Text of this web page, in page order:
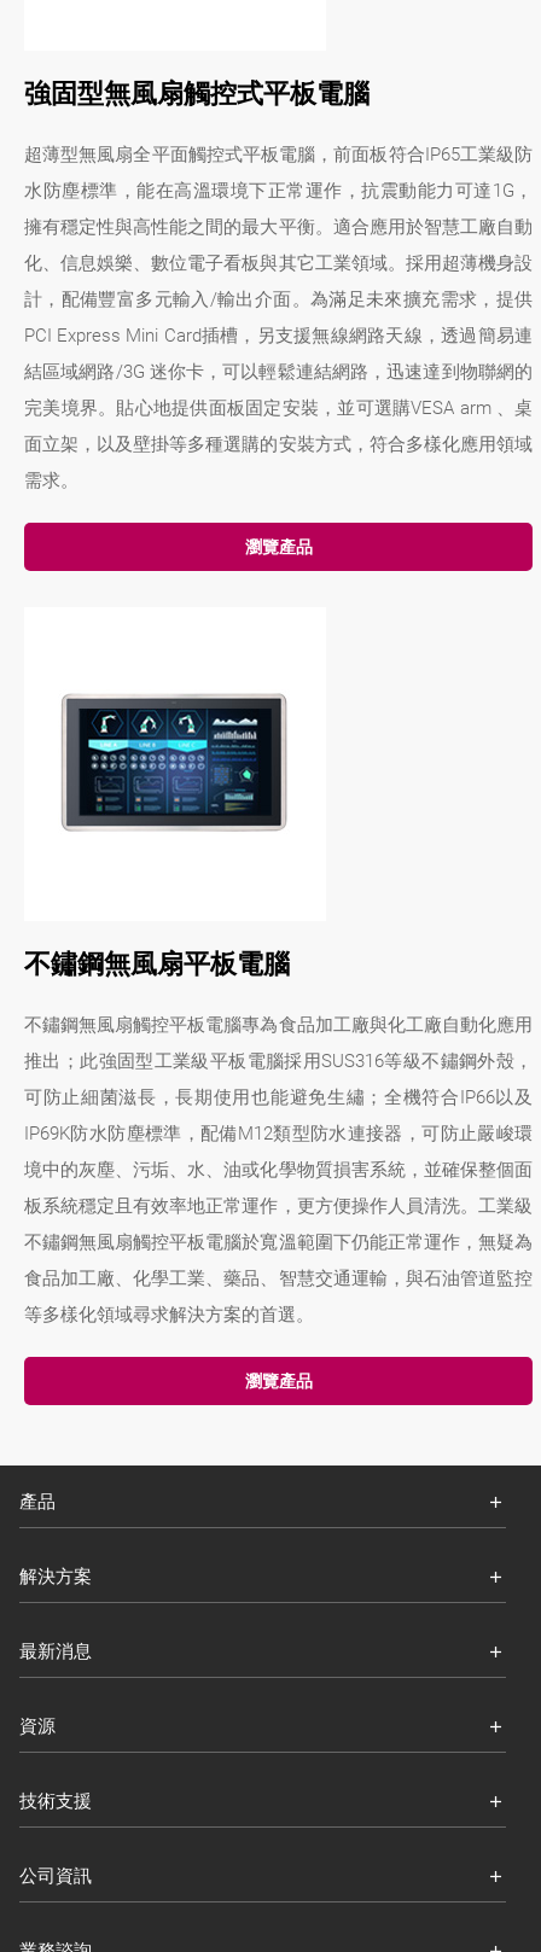
強固型無風扇觸控式平板電腦
超薄型無風扇全平面觸控式平板電腦，前面板符合IP65工業級防
水防塵標準，能在高溫環境下正常運作，抗震動能力可達1G，
擁有穩定性與高性能之間的最大平衡。適合應用於智慧工廠自動
化、信息娛樂、數位電子看板與其它工業領域。採用超薄機身設
計，配備豐富多元輸入/輸出介面。為滿足未來擴充需求，提供
PCI Express Mini Card插槽，另支援無線網路天線，透過簡易連
結區域網路/3G 迷你卡，可以輕鬆連結網路，迅速達到物聯網的
完美境界。貼心地提供面板固定安裝，並可選購VESA arm 、桌
面立架，以及壁掛等多種選購的安裝方式，符合多樣化應用領域
需求。
瀏覽產品
不鏽鋼無風扇平板電腦
不鏽鋼無風扇觸控平板電腦專為食品加工廠與化工廠自動化應用
推出；此強固型工業級平板電腦採用SUS316等級不鏽鋼外殼，
可防止細菌滋長，長期使用也能避免生繡；全機符合IP66以及
IP69K防水防塵標準，配備M12類型防水連接器，可防止嚴峻環
境中的灰塵、污垢、水、油或化學物質損害系統，並確保整個面
板系統穩定且有效率地正常運作，更方便操作人員清洗。工業級
不鏽鋼無風扇觸控平板電腦於寬溫範圍下仍能正常運作，無疑為
食品加工廠、化學工業、藥品、智慧交通運輸，與石油管道監控
等多樣化領域尋求解決方案的首選。
瀏覽產品
產品
解決方案
最新消息
資源
技術支援
公司資訊